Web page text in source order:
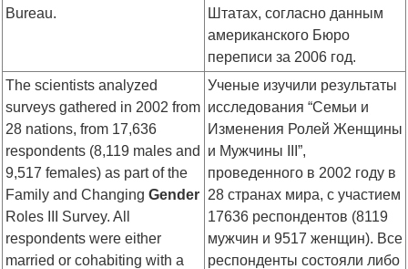
Bureau.
Штатах, согласно данным
американского Бюро
переписи за 2006 год.
The scientists analyzed
surveys gathered in 2002 from
28 nations, from 17,636
respondents (8,119 males and
9,517 females) as part of the
Family and Changing Gender
Roles III Survey. All
respondents were either
married or cohabiting with a
Ученые изучили результаты
исследования “Семьи и
Изменения Ролей Женщины
и Мужчины III”,
проведенного в 2002 году в
28 странах мира, с участием
17636 респондентов (8119
мужчин и 9517 женщин). Все
респонденты состояли либо